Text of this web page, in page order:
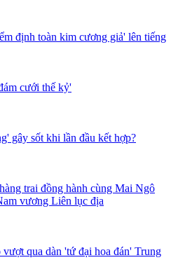
định toàn kim cương giả' lên tiếng
cưới thế kỷ'
gây sốt khi lần đầu kết hợp?
trai đồng hành cùng Mai Ngô
vương Liên lục địa
qua dàn 'tứ đại hoa đán' Trung